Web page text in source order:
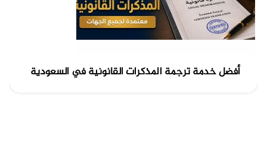
أفضل خدمة ترجمة المذكرات القانونية في السعودية